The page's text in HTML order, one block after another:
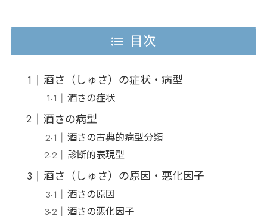
目次
酒さ（しゅさ）の症状・病型
酒さの症状
酒さの病型
酒さの古典的病型分類
診断的表現型
酒さ（しゅさ）の原因・悪化因子
酒さの原因
酒さの悪化因子